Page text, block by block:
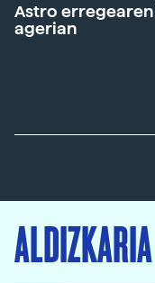
Astro
agerian
ALDIZKARIA